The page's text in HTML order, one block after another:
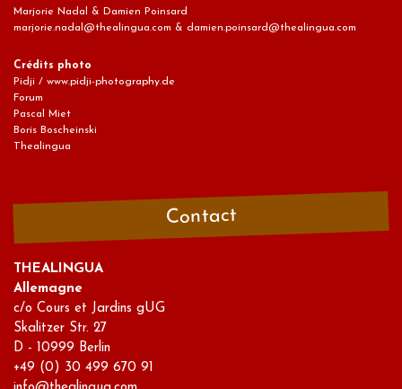
Marjorie Nadal & Damien Poinsard
marjorie.nadal@thealingua.com & damien.poinsard@thealingua.com
Crédits photo
Pidji / www.pidji-photography.de
Forum
Pascal Miet
Boris Boscheinski
Thealingua
Contact
THEALINGUA
Allemagne
c/o Cours et Jardins gUG
Skalitzer Str. 27
D - 10999 Berlin
+49 (0) 30 499 670 91